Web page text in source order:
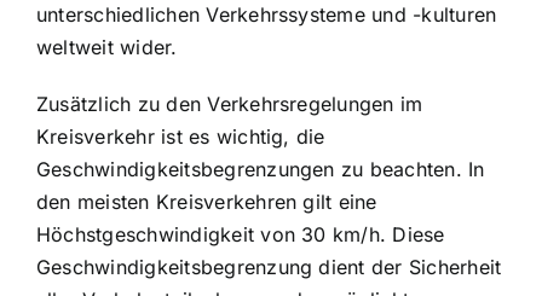
unterschiedlichen Verkehrssysteme und -kulturen
weltweit wider.
Zusätzlich zu den Verkehrsregelungen im
Kreisverkehr ist es wichtig, die
Geschwindigkeitsbegrenzungen zu beachten. In
den meisten Kreisverkehren gilt eine
Höchstgeschwindigkeit von 30 km/h. Diese
Geschwindigkeitsbegrenzung dient der Sicherheit